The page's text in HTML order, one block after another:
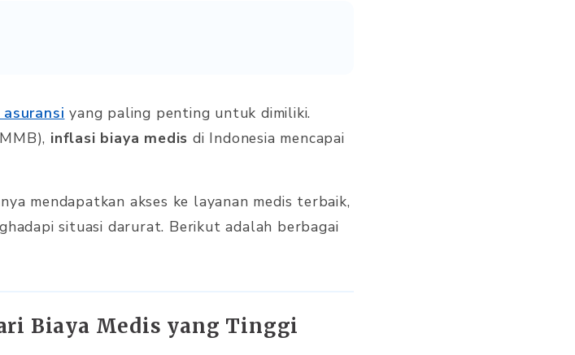
yang paling penting untuk dimiliki.
inflasi biaya medis di Indonesia mencapai
mendapatkan akses ke layanan medis terbaik,
situasi darurat. Berikut adalah berbagai
Biaya Medis yang Tinggi